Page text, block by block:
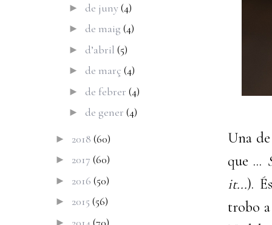
Una
que ...
it...).
trobo
► de juny(4)
► de maig (4)
► d’abril (5)
► de març (4)
► de febrer (4)
► de gener (4)
► 2018 (60)
► 2017 (60)
► 2016 (50)
► 2015 (56)
► 2014(70)